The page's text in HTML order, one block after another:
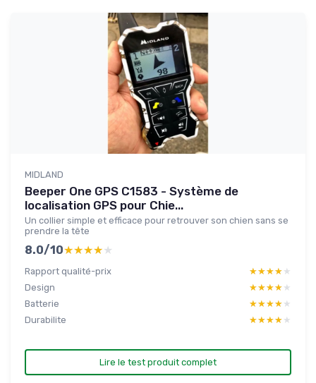
MIDLAND
Beeper One GPS C1583 - Système de
localisation GPS pour Chie...
Un collier simple et efficace pour retrouver son chien sans se
prendre la tête
8.0/10★★★★★
★★★★★
Rapport qualité-prix ★★★★★
★★★★★
Design
★★★★★
★★★★★
Batterie
★★★★★
★★★★★
Durabilite
★★★★★
★★★★★
Lire le test produit complet